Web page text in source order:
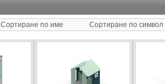
Сортиране по име Сортиране по символ